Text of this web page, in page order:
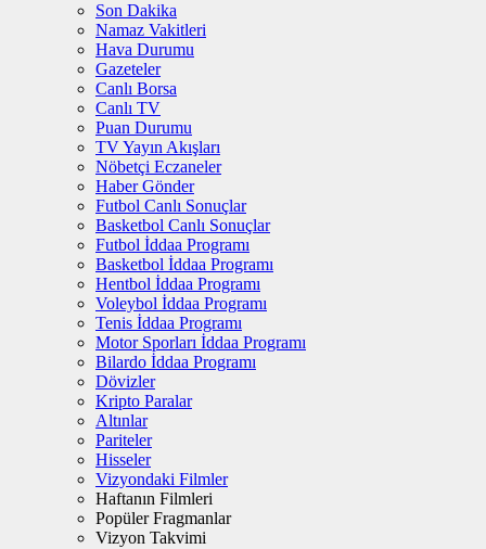
Son Dakika
Namaz Vakitleri
Hava Durumu
Gazeteler
Canlı Borsa
Canlı TV
Puan Durumu
TV Yayın Akışları
Nöbetçi Eczaneler
Haber Gönder
Futbol Canlı Sonuçlar
Basketbol Canlı Sonuçlar
Futbol İddaa Programı
Basketbol İddaa Programı
Hentbol İddaa Programı
Voleybol İddaa Programı
Tenis İddaa Programı
Motor Sporları İddaa Programı
Bilardo İddaa Programı
Dövizler
Kripto Paralar
Altınlar
Pariteler
Hisseler
Vizyondaki Filmler
Haftanın Filmleri
Popüler Fragmanlar
Vizyon Takvimi